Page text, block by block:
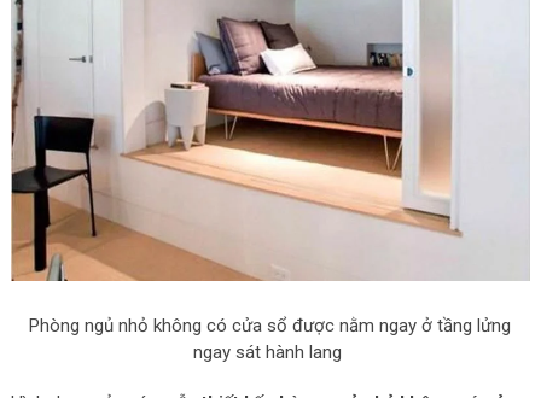
Phòng ngủ nhỏ không có cửa sổ được nằm ngay ở tầng lửng
ngay sát hành lang